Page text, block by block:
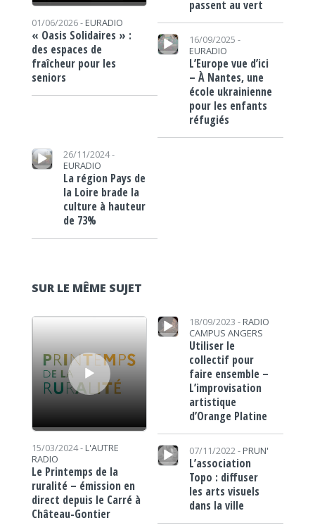
01/06/2026 - EURADIO
« Oasis Solidaires » :
des espaces de
fraîcheur pour les
seniors
passent au vert
Lecteur audio
16/09/2025 -
EURADIO
L’Europe vue d’ici
– À Nantes, une
école ukrainienne
pour les enfants
réfugiés
Lecteur audio
26/11/2024 -
EURADIO
La région Pays de
la Loire brade la
culture à hauteur
de 73%
SUR LE MÊME SUJET
Lecteur audio
15/03/2024 - L'AUTRE
RADIO
Le Printemps de la
ruralité – émission en
direct depuis le Carré à
Château-Gontier
Lecteur audio 18/09/2023 - RADIO
CAMPUS ANGERS
Utiliser le
collectif pour
faire ensemble –
L’improvisation
artistique
d’Orange Platine
Lecteur audio
07/11/2022 - PRUN'
L’association
Topo : diffuser
les arts visuels
dans la ville